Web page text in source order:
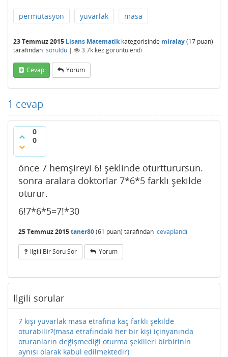
permütasyon yuvarlak masa
23 Temmuz 2015 Lisans Matematikkategorisinde miralay(17 puan)
tarafından soruldu | 3.7k kez görüntülendi
Cevap Yorum
1 cevap
0
0
önce 7 hemşireyi 6! şeklinde oturtturursun.
sonra aralara doktorlar 7*6*5 farklı şekilde
oturur.
6!7*6*5=7!*30
25 Temmuz 2015taner80(61 puan) tarafından cevaplandı
Ilgili Bir Soru Sor Yorum
İlgili sorular
7 kişi yuvarlak masa etrafına kaç farklı şekilde
oturabilir?(masa etrafındaki her bir kişi içinyanında
oturanların değişmediği oturma şekilleri birbirinin
aynısı olarak kabul edilmektedir)